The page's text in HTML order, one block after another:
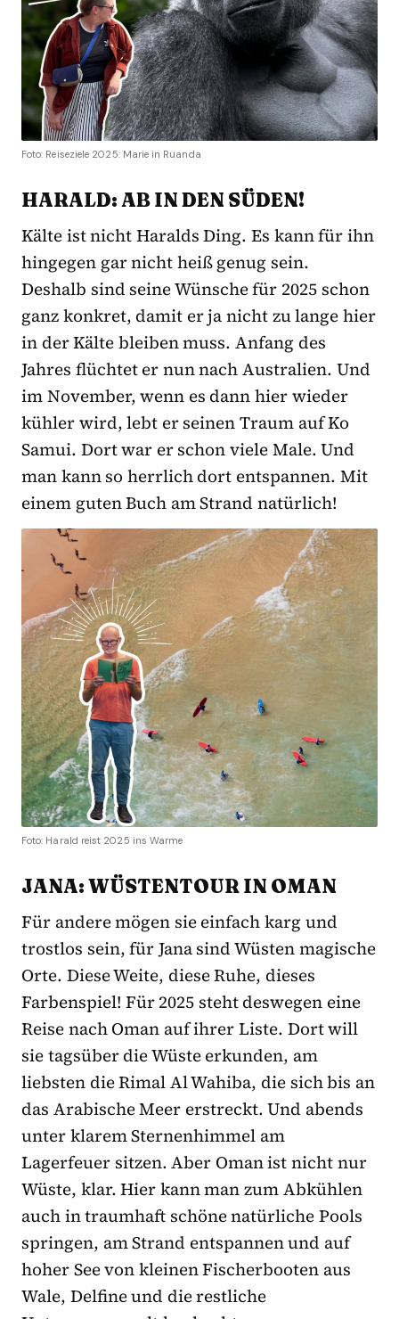
Foto: Reiseziele 2025: Marie in Ruanda
HARALD: AB IN DEN SÜDEN!
Kälte ist nicht Haralds Ding. Es kann für ihn
hingegen gar nicht heiß genug sein.
Deshalb sind seine Wünsche für 2025 schon
ganz konkret, damit er ja nicht zu lange hier
in der Kälte bleiben muss. Anfang des
Jahres flüchtet er nun nach Australien. Und
im November, wenn es dann hier wieder
kühler wird, lebt er seinen Traum auf Ko
Samui. Dort war er schon viele Male. Und
man kann so herrlich dort entspannen. Mit
einem guten Buch am Strand natürlich!
Foto: Harald reist 2025 ins Warme
JANA: WÜSTENTOUR IN OMAN
Für andere mögen sie einfach karg und
trostlos sein, für Jana sind Wüsten magische
Orte. Diese Weite, diese Ruhe, dieses
Farbenspiel! Für 2025 steht deswegen eine
Reise nach Oman auf ihrer Liste. Dort will
sie tagsüber die Wüste erkunden, am
liebsten die Rimal Al Wahiba, die sich bis an
das Arabische Meer erstreckt. Und abends
unter klarem Sternenhimmel am
Lagerfeuer sitzen. Aber Oman ist nicht nur
Wüste, klar. Hier kann man zum Abkühlen
auch in traumhaft schöne natürliche Pools
springen, am Strand entspannen und auf
hoher See von kleinen Fischerbooten aus
Wale, Delfine und die restliche